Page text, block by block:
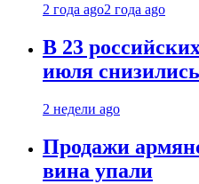
2 года ago2 года ago
В 23
июля
2 недели ago
Продажи
вина упали